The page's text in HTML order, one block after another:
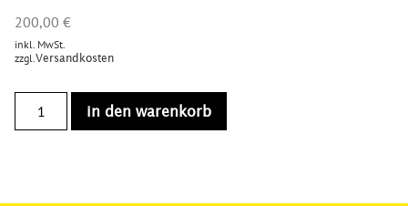
200,00 €
inkl. MwSt.
zzgl. Versandkosten
in den warenkorb